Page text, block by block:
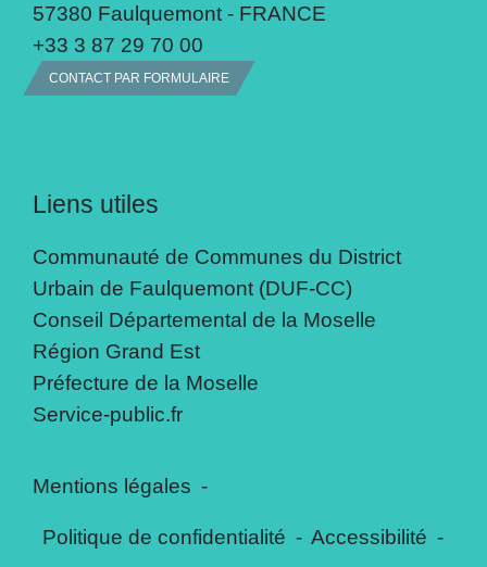
57380 Faulquemont - FRANCE
+33 3 87 29 70 00
CONTACT PAR FORMULAIRE
Liens utiles
Communauté de Communes du District
Urbain de Faulquemont (DUF-CC)
Conseil Départemental de la Moselle
Région Grand Est
Préfecture de la Moselle
Service-public.fr
Mentions légales -
Politique de confidentialité - Accessibilité -